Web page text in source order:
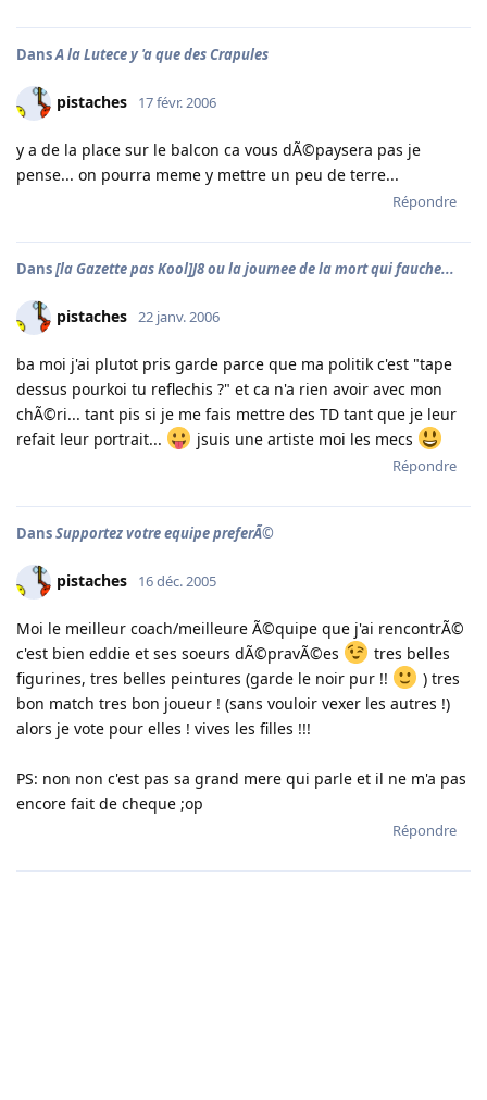
DansA la Lutece y 'a que des Crapules
pistaches 17 févr. 2006
y a de la place sur le balcon ca vous dÃ©paysera pas je
pense... on pourra meme y mettre un peu de terre...
Répondre
Dans[la Gazette pas Kool]J8 ou la journee de la mort qui fauche...
pistaches 22 janv. 2006
ba moi j'ai plutot pris garde parce que ma politik c'est "tape
dessus pourkoi tu reflechis ?" et ca n'a rien avoir avec mon
chÃ©ri... tant pis si je me fais mettre des TD tant que je leur
refait leur portrait...
jsuis une artiste moi les mecs
Répondre
DansSupportez votre equipe preferÃ©
pistaches 16 déc. 2005
Moi le meilleur coach/meilleure Ã©quipe que j'ai rencontrÃ©
c'est bien eddie et ses soeurs dÃ©pravÃ©es
tres belles
figurines, tres belles peintures (garde le noir pur !!
) tres
bon match tres bon joueur ! (sans vouloir vexer les autres !)
alors je vote pour elles ! vives les filles !!!
PS: non non c'est pas sa grand mere qui parle et il ne m'a pas
encore fait de cheque ;op
Répondre